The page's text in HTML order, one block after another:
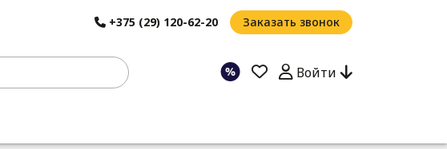
+375 (29) 120-62-20 Заказать звонок
Войти